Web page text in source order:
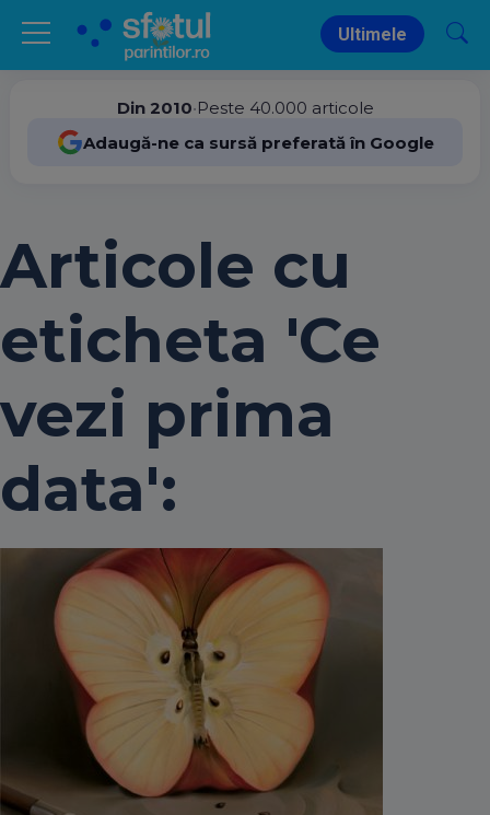
Ultimele
Din 2010•Peste 40.000 articole
Adaugă-ne ca sursă preferată în Google
Articole cu
eticheta 'Ce
vezi prima
data':